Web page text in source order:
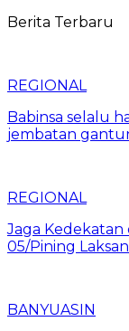
Berita Terbaru
REGIONAL
Babinsa selalu
jembatan
REGIONAL
Jaga Kedekatan
05/Pining
BANYUASIN